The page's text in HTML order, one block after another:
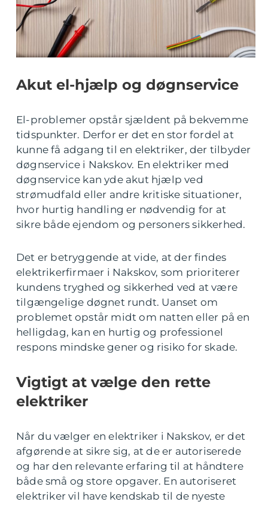
Akut el-hjælp og døgnservice
El-problemer opstår sjældent på bekvemme
tidspunkter. Derfor er det en stor fordel at
kunne få adgang til en elektriker, der tilbyder
døgnservice i Nakskov. En elektriker med
døgnservice kan yde akut hjælp ved
strømudfald eller andre kritiske situationer,
hvor hurtig handling er nødvendig for at
sikre både ejendom og personers sikkerhed.
Det er betryggende at vide, at der findes
elektrikerfirmaer i Nakskov, som prioriterer
kundens tryghed og sikkerhed ved at være
tilgængelige døgnet rundt. Uanset om
problemet opstår midt om natten eller på en
helligdag, kan en hurtig og professionel
respons mindske gener og risiko for skade.
Vigtigt at vælge den rette
elektriker
Når du vælger en elektriker i Nakskov, er det
afgørende at sikre sig, at de er autoriserede
og har den relevante erfaring til at håndtere
både små og store opgaver. En autoriseret
elektriker vil have kendskab til de nyeste